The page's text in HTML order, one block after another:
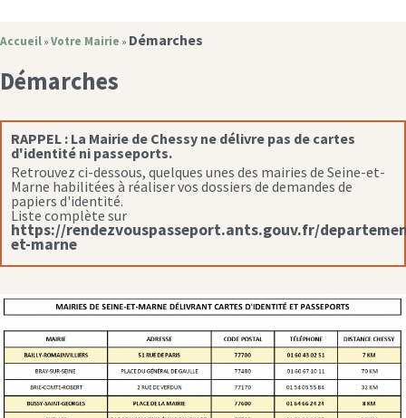
Accueil » Votre Mairie » Démarches
Démarches
RAPPEL : La Mairie de Chessy ne délivre pas de cartes
d'identité ni passeports.
Retrouvez ci-dessous, quelques unes des mairies de Seine-et-
Marne habilitées à réaliser vos dossiers de demandes de
papiers d'identité.
Liste complète sur
https://rendezvouspasseport.ants.gouv.fr/
et-marne